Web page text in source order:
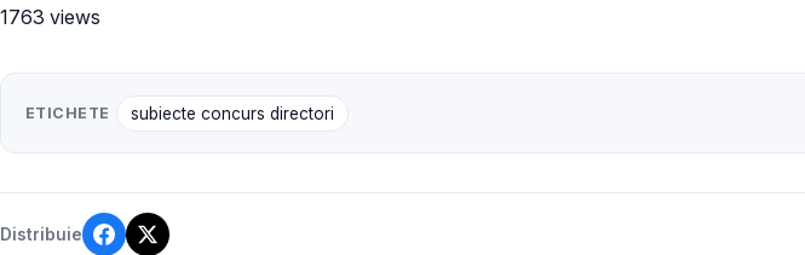
1763 views
ETICHETE subiecte concurs directori
Distribuie